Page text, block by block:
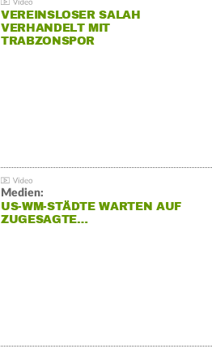
VEREINSLOSER SALAH
VERHANDELT MIT
TRABZONSPOR
Medien:
US-WM-STÄDTE WARTEN AUF
ZUGESAGTE…